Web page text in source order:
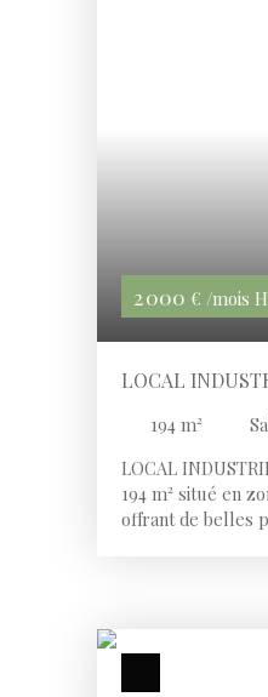
2 000 € /mois
LOCAL
194 m²
LOCAL
194 m² situé en
offrant de belles